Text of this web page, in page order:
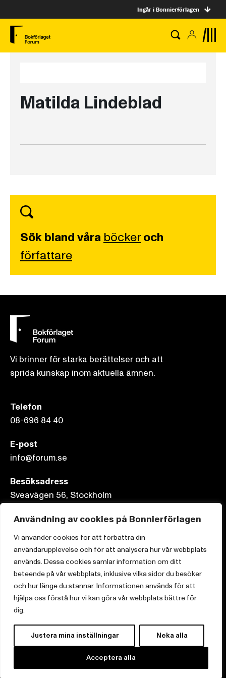
Användning av cookies på Bonnierförlagen
Vi använder cookies för att förbättra din
användarupplevelse och för att analysera hur vår webbplats
används. Dessa cookies samlar information om ditt
beteende på vår webbplats, inklusive vilka sidor du besöker
och hur länge du stannar. Informationen används för att
hjälpa oss förstå hur vi kan göra vår webbplats bättre för
dig.
Justera mina inställningar Neka alla
Acceptera alla
Ingår i Bonnierförlagen
Matilda Lindeblad
Sök bland våra böckeroch
författare
Vi brinner för starka berättelser och att
sprida kunskap inom aktuella ämnen.
Telefon
08-696 84 40
E-post
info@forum.se
Besöksadress
Sveavägen 56, Stockholm
Postadress
Box 3159, 103 63 Stockholm
Om Bonnierförlagen
Cookies
Integritetspolicy